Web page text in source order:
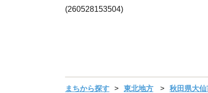
(260528153504)
まちから探す 東北地方 秋田県大仙